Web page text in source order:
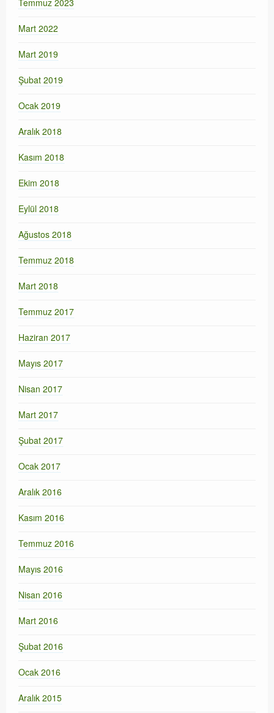
Temmuz 2023
Mart 2022
Mart 2019
Şubat 2019
Ocak 2019
Aralık 2018
Kasım 2018
Ekim 2018
Eylül 2018
Ağustos 2018
Temmuz 2018
Mart 2018
Temmuz 2017
Haziran 2017
Mayıs 2017
Nisan 2017
Mart 2017
Şubat 2017
Ocak 2017
Aralık 2016
Kasım 2016
Temmuz 2016
Mayıs 2016
Nisan 2016
Mart 2016
Şubat 2016
Ocak 2016
Aralık 2015